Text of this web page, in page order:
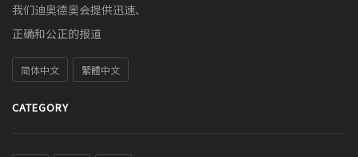
我们迪奥德奥会提供迅速、
正确和公正的报道
简体中文 繁體中文
CATEGORY